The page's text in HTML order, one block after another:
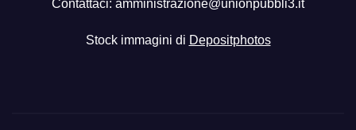
Contattaci: amministrazione@unionpubbli3.it
Stock immagini di Depositphotos